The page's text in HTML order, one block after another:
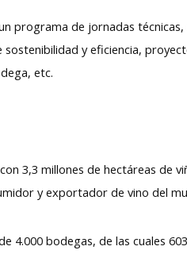
programa de jornadas
y eficiencia,
etc.
3,3 millones de hectáreas de
y exportador de vino del
4.000 bodegas, de las cuales